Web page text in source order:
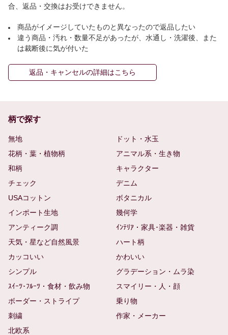
合、返品・交換はお受けできません。
商品がイメージしていたものと異なったので返品したい
違う商品・汚れ・数量不足があったが、水通し・洗濯後、また
は裁断後に気が付いた
返品・キャンセルの詳細はこちら
柄で探す
無地
ドット・水玉
花柄・葉・植物柄
アニマル系・生き物
和柄
キャラクター
チェック
デニム
USAコットン
ボタニカル
インポート生地
幾何学
アンティーク調
ｲﾝﾃﾘｱ・家具･楽器・雑貨
天気・星など自然風景
ハート柄
カッコいい
かわいい
シンプル
グラデーション・ムラ染
ｽｲｰﾂ･ﾌﾙｰﾂ・食材・飲み物
スマイリー・人・顔
ボーダー・ストライプ
乗り物
刺繍
作家・メーカー
北欧系